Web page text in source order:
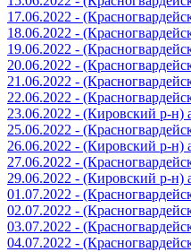
17.06.2022 -
18.06.2022 -
19.06.2022 -
20.06.2022 -
21.06.2022 -
22.06.2022 -
23.06.2022 - (Кировский р-н)
25.06.2022 -
26.06.2022 - (Кировский р-н)
27.06.2022 -
29.06.2022 - (Кировский р-н)
01.07.2022 -
02.07.2022 -
03.07.2022 -
04.07.2022 -